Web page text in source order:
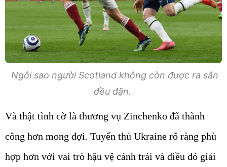
Ngôi sao người Scotland không còn được ra sân
đều đặn.
Và thật tình cờ là thương vụ Zinchenko đã thành
công hơn mong đợi. Tuyển thủ Ukraine rõ ràng phù
hợp hơn với vai trò hậu vệ cánh trái và điều đó giải